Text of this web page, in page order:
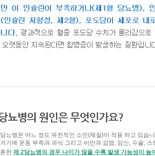
당뇨병은 어느 정도 유전적인 소인(체질)이 작용 하고 있습
거기에 운동 부족과 과식 그리고 비만과 감염, 임신, 수술,
흔한 제 2당뇨병의 경우 나이가 많을 수록 발생 가능성이 높